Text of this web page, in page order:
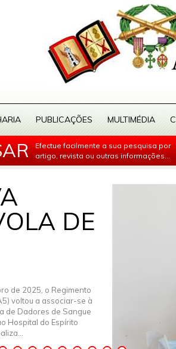
PUBLICAÇÕES MULTIMÉDIA
Efectue facilmente a sua pesquisa por
artigo, revista ou outras informações...
DE
de 2025, o Regimento
voltou a associar-se à
de Dadores de Sangue
Hospital do Espírito